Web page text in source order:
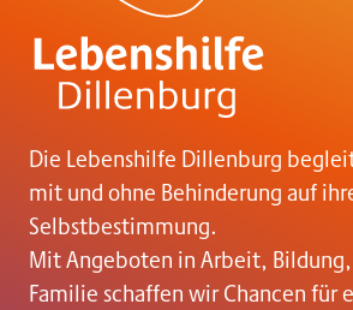
Die Lebenshilfe Dillenburg
mit und ohne Behinderung auf
Selbstbestimmung.
Mit Angeboten in Arbeit,
Familie schaffen wir Chancen für